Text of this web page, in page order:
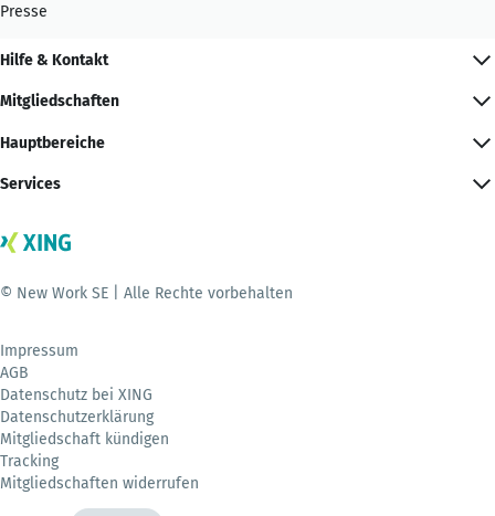
Presse
Hilfe & Kontakt
Mitgliedschaften
Hauptbereiche
Services
© New Work SE | Alle Rechte vorbehalten
Impressum
AGB
Datenschutz bei XING
Datenschutzerklärung
Mitgliedschaft kündigen
Tracking
Mitgliedschaften widerrufen